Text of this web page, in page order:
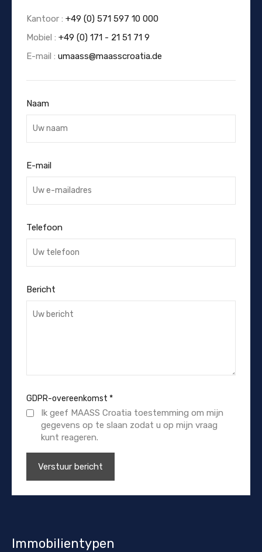
Kantoor : +49 (0) 571 597 10 000
Mobiel : +49 (0) 171 - 21 51 71 9
E-mail : umaass@maasscroatia.de
Naam
E-mail
Telefoon
Bericht
GDPR-overeenkomst *
Ik geef MAASS Croatia toestemming om mijn
gegevens op te slaan zodat u op mijn vraag
kunt reageren.
Immobilientypen